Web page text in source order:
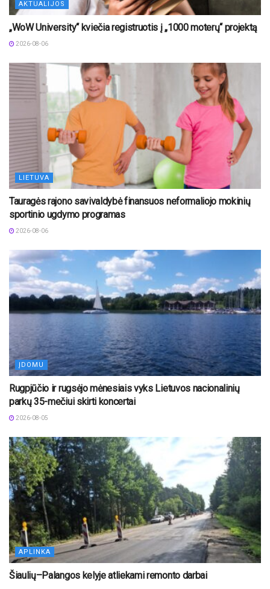
AKTUALIJOS
„WoW University“ kviečia registruotis į „1000 moterų“ projektą
2026-08-06
LIETUVA
Tauragės rajono savivaldybė finansuos neformaliojo mokinių
sportinio ugdymo programas
2026-08-06
ĮDOMU
Rugpjūčio ir rugsėjo mėnesiais vyks Lietuvos nacionalinių
parkų 35-mečiui skirti koncertai
2026-08-05
APLINKA
Šiaulių–Palangos kelyje atliekami remonto darbai